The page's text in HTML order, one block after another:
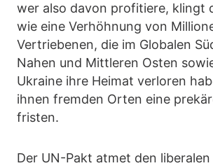
wer also davon profitiere, klingt
wie eine Verhöhnung von
Vertriebenen, die im Globalen
Nahen und Mittleren Osten
Ukraine ihre Heimat verloren
ihnen fremden Orten eine
fristen.
Der UN-Pakt atmet den liberalen